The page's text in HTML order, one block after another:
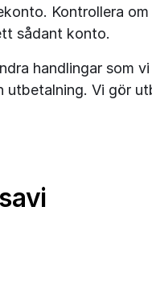
Kontrollera om
sådant konto.
handlingar som
Vi gör